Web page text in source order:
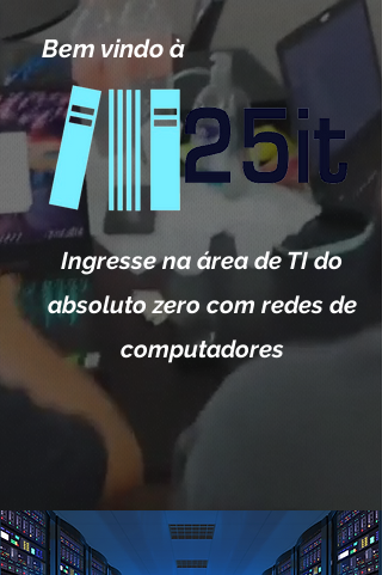
Bem vindo à
Ingresse na área de TI do
absoluto zero com redes de
computadores